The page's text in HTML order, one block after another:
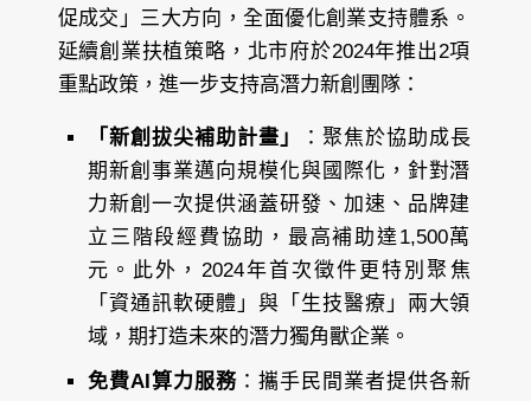
促成交」三大方向，全面優化創業支持體系。
延續創業扶植策略，北市府於2024年推出2項
重點政策，進一步支持高潛力新創團隊：
「新創拔尖補助計畫」
：聚焦於協助成長
期新創事業邁向規模化與國際化，針對潛
力新創一次提供涵蓋研發、加速、品牌建
立三階段經費協助，最高補助達1,500萬
元。此外，2024年首次徵件更特別聚焦
「資通訊軟硬體」與「生技醫療」兩大領
域，期打造未來的潛力獨角獸企業。
免費AI算力服務：攜手民間業者提供各新